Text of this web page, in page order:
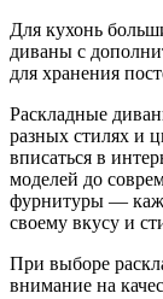
Для кухонь
диваны с
для хранения
Раскладные
разных стилях и
вписаться в
моделей до
фурнитуры —
своему вкусу и
При выборе
внимание на